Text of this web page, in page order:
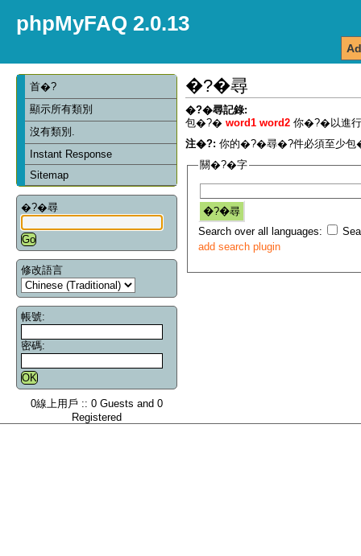
phpMyFAQ 2.0.13
首�?
顯示所有類別
沒有類別.
Instant Response
Sitemap
�?�尋
修改語言
帳號:
密碼:
0線上用戶 :: 0 Guests and 0
Registered
�?�尋
�?�尋記錄:
包�?� word1 word2 你�?�以進
注�?: 你的�?�尋�?件必須至少
關�?�字
Search over all languages:
add search plugin